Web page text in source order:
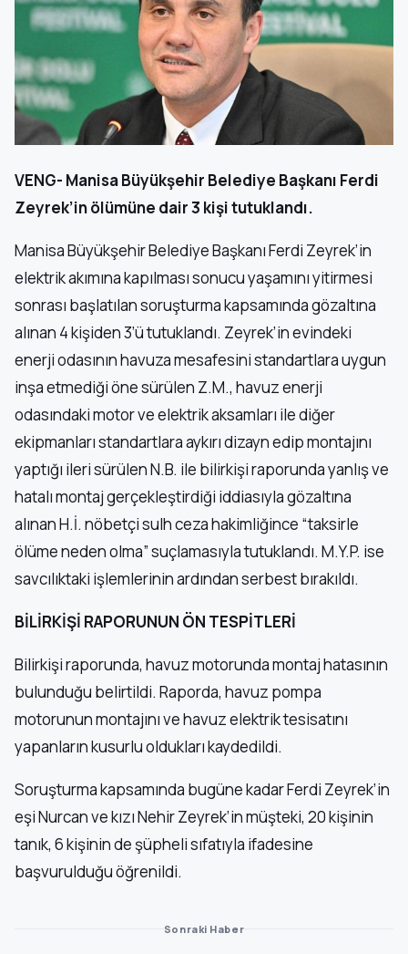
VENG- Manisa Büyükşehir Belediye Başkanı Ferdi
Zeyrek’in ölümüne dair 3 kişi tutuklandı.
Manisa Büyükşehir Belediye Başkanı Ferdi Zeyrek’in
elektrik akımına kapılması sonucu yaşamını yitirmesi
sonrası başlatılan soruşturma kapsamında gözaltına
alınan 4 kişiden 3’ü tutuklandı. Zeyrek’in evindeki
enerji odasının havuza mesafesini standartlara uygun
inşa etmediği öne sürülen Z.M., havuz enerji
odasındaki motor ve elektrik aksamları ile diğer
ekipmanları standartlara aykırı dizayn edip montajını
yaptığı ileri sürülen N.B. ile bilirkişi raporunda yanlış ve
hatalı montaj gerçekleştirdiği iddiasıyla gözaltına
alınan H.İ. nöbetçi sulh ceza hakimliğince “taksirle
ölüme neden olma” suçlamasıyla tutuklandı. M.Y.P. ise
savcılıktaki işlemlerinin ardından serbest bırakıldı.
BİLİRKİŞİ RAPORUNUN ÖN TESPİTLERİ
Bilirkişi raporunda, havuz motorunda montaj hatasının
bulunduğu belirtildi. Raporda, havuz pompa
motorunun montajını ve havuz elektrik tesisatını
yapanların kusurlu oldukları kaydedildi.
Soruşturma kapsamında bugüne kadar Ferdi Zeyrek’in
eşi Nurcan ve kızı Nehir Zeyrek’in müşteki, 20 kişinin
tanık, 6 kişinin de şüpheli sıfatıyla ifadesine
başvurulduğu öğrenildi.
Sonraki Haber